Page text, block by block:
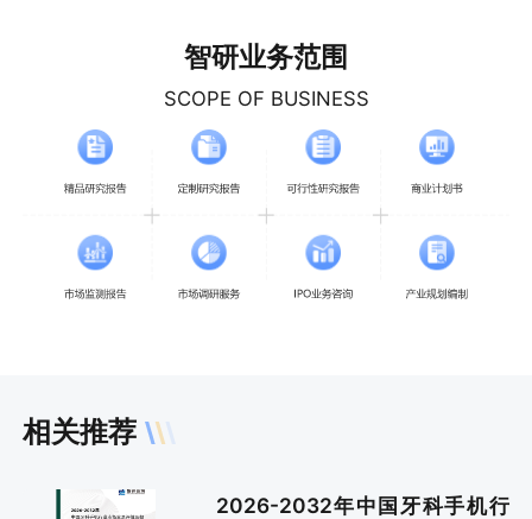
智研业务范围
SCOPE OF BUSINESS
相关推荐
2026-2032年中国牙科手机行